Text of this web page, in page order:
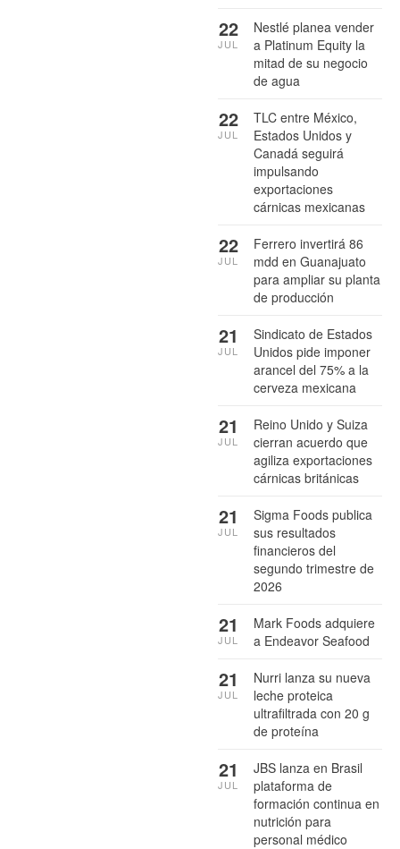
Nestlé planea vender
a Platinum Equity la
mitad de su negocio
de agua
22
JUL
TLC entre México,
Estados Unidos y
Canadá seguirá
impulsando
exportaciones
cárnicas mexicanas
22
JUL
Ferrero invertirá 86
mdd en Guanajuato
para ampliar su planta
de producción
22
JUL
Sindicato de Estados
Unidos pide imponer
arancel del 75% a la
cerveza mexicana
21
JUL
Reino Unido y Suiza
cierran acuerdo que
agiliza exportaciones
cárnicas británicas
21
JUL
Sigma Foods publica
sus resultados
financieros del
segundo trimestre de
2026
21
JUL
Mark Foods adquiere
a Endeavor Seafood
21
JUL
Nurri lanza su nueva
leche proteica
ultrafiltrada con 20 g
de proteína
21
JUL
JBS lanza en Brasil
plataforma de
formación continua en
nutrición para
personal médico
21
JUL